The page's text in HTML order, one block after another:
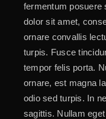
fermentum posuere
dolor sit amet,
ornare convallis
turpis. Fusce
tempor felis porta.
ornare, est magna
odio sed turpis. In
sagittis. Nullam